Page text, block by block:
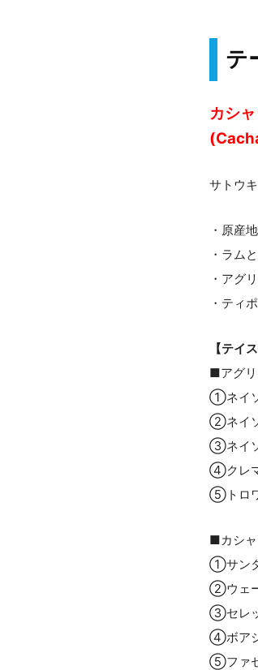
テ
カシ
(
サトウ
・原産
・ラム
・アグ
・ティ
【テイ
■アグ
①ネイ
②ネイ
③ネイ
④クレ
⑤トロ
■カシ
①サンタ
②ウェー
③セレ
④ボアジ
⑤ファゼ